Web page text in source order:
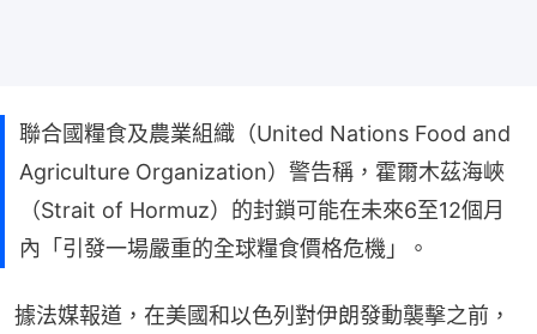
聯合國糧食及農業組織（United ‌Nations Food and
Agriculture Organization）警告稱，霍爾木茲海峽
（Strait of Hormuz）的封鎖可能在未來6至12個月
內「引發一場嚴重的全球糧食價格危機」。
據法媒報道，在美國和以色列對伊朗發動襲擊之前，